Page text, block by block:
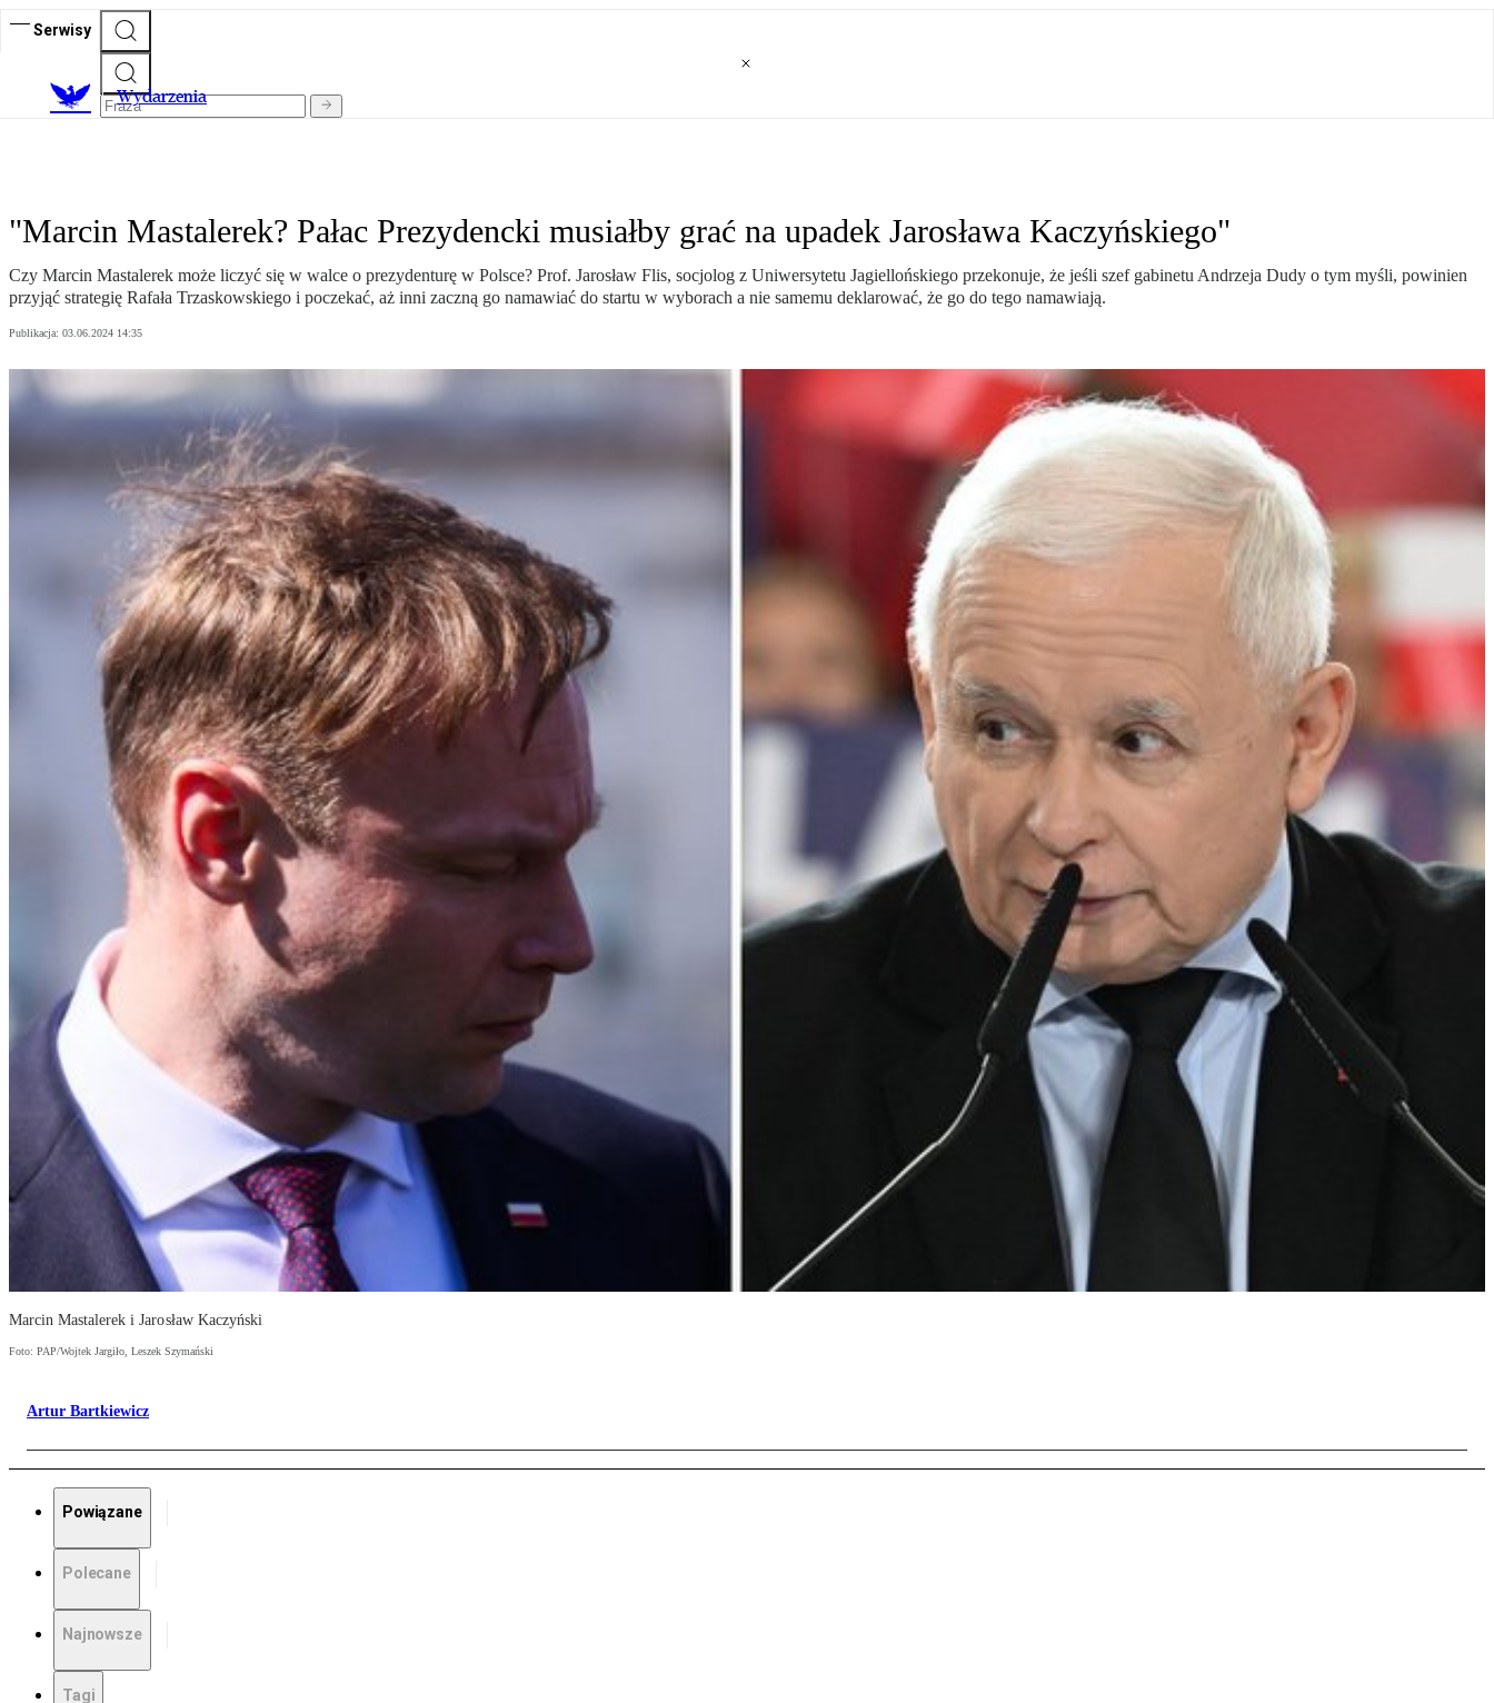
Serwisy
Wydarzenia
"Marcin Mastalerek? Pałac Prezydencki musiałby grać na upadek Jarosława Kaczyńskiego"
Czy Marcin Mastalerek może liczyć się w walce o prezydenturę w Polsce? Prof. Jarosław Flis, socjolog z Uniwersytetu Jagiellońskiego przekonuje, że jeśli szef gabinetu Andrzeja Dudy o tym myśli, powinien
przyjąć strategię Rafała Trzaskowskiego i poczekać, aż inni zaczną go namawiać do startu w wyborach a nie samemu deklarować, że go do tego namawiają.
Publikacja: 03.06.2024 14:35
Marcin Mastalerek i Jarosław Kaczyński
Foto: PAP/Wojtek Jargiło, Leszek Szymański
Artur Bartkiewicz
Powiązane
Polecane
Najnowsze
Tagi